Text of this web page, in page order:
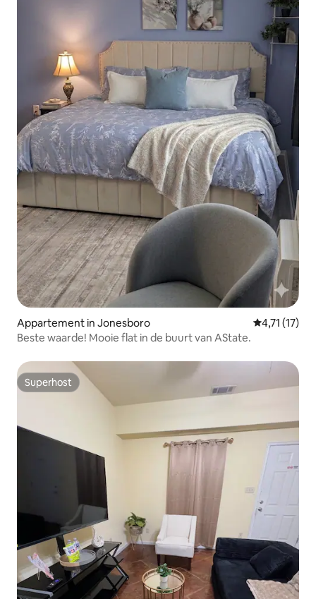
Appartement in Jonesboro Gemiddelde
4,71 (17)
Beste waarde! Mooie flat in de buurt van AState.
Superhost
Superhost